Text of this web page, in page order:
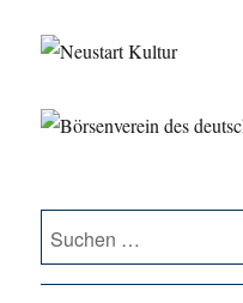
Suche
nach: